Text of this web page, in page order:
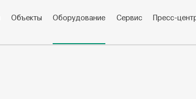
Объекты Оборудование Сервис Пресс-